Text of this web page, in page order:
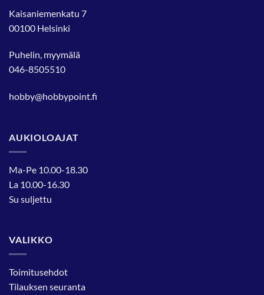
Kaisaniemenkatu 7
00100 Helsinki
Puhelin, myymälä
046-8505510
hobby@hobbypoint.fi
AUKIOLOAJAT
Ma-Pe 10.00-18.30
La 10.00-16.30
Su suljettu
VALIKKO
Toimitusehdot
Tilauksen seuranta